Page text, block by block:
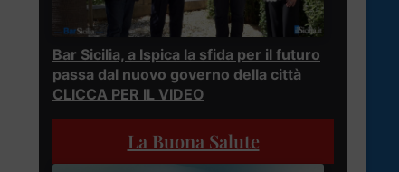
Bar Sicilia, a Ispica la sfida per il futuro
passa dal nuovo governo della città
CLICCA PER IL VIDEO
La Buona Salute